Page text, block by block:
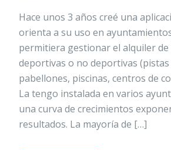
Hace unos 3 años creé una
orienta a su uso en
permitiera gestionar el alquiler de
deportivas o no deportivas (pistas
pabellones, piscinas, centros de
La tengo instalada en varios
una curva de crecimientos
resultados. La mayoría de […]